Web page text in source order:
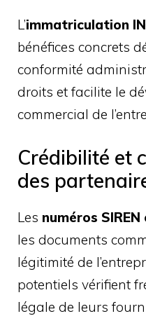
L’immatriculation
bénéfices concrets
conformité
droits et facilite le
commercial de
Crédibilité et
des
Les numéros SIREN
les documents
légitimité de
potentiels vérifient
légale de leurs